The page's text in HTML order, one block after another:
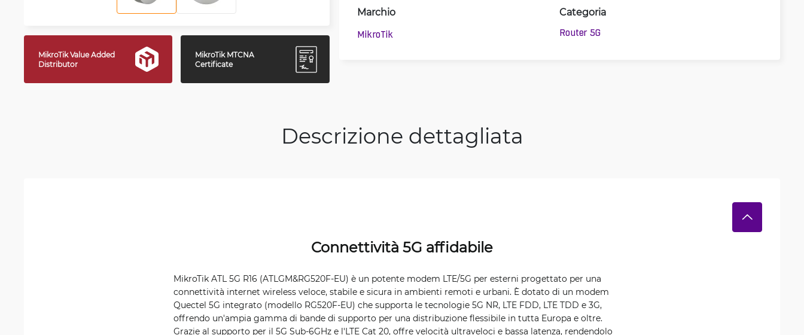
MikroTik Value Added
Distributor
MikroTik MTCNA
Certificate
Marchio
MikroTik
Categoria
Router 5G
Descrizione dettagliata
Connettività 5G affidabile
MikroTik ATL 5G R16 (ATLGM&RG520F-EU) è un potente modem LTE/5G per esterni progettato per una
connettività internet wireless veloce, stabile e sicura in ambienti remoti e urbani. È dotato di un modem
Quectel 5G integrato (modello RG520F-EU) che supporta le tecnologie 5G NR, LTE FDD, LTE TDD e 3G,
offrendo un'ampia gamma di bande di supporto per una distribuzione flessibile in tutta Europa e oltre.
Grazie al supporto per il 5G Sub-6GHz e l'LTE Cat 20, offre velocità ultraveloci e bassa latenza, rendendolo